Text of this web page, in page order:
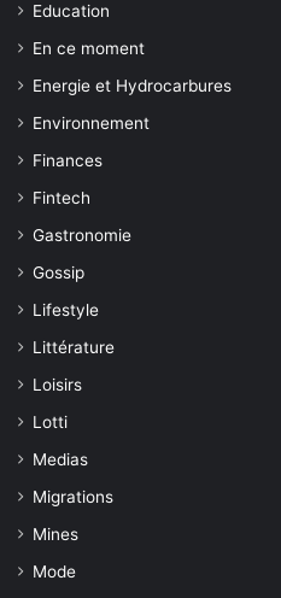
Education
En ce moment
Energie et Hydrocarbures
Environnement
Finances
Fintech
Gastronomie
Gossip
Lifestyle
Littérature
Loisirs
Lotti
Medias
Migrations
Mines
Mode